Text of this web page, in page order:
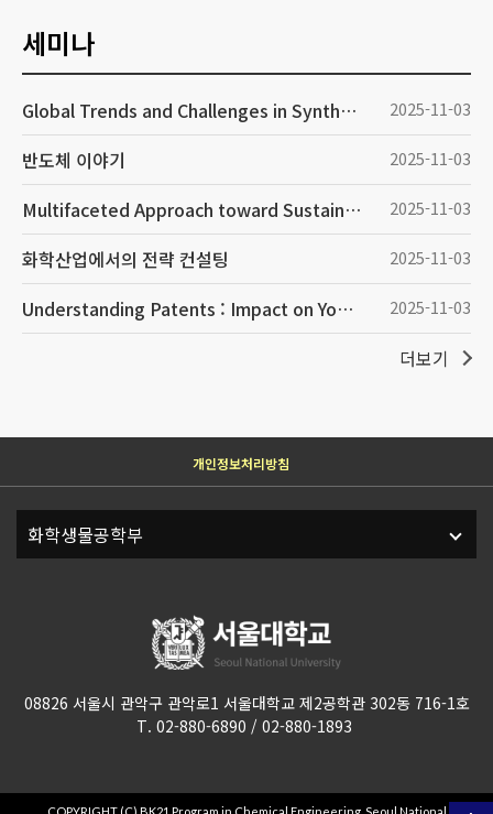
세미나
Global Trends and Challenges in Synthetic Biology and Biomanufacturing 2025-11-03
반도체 이야기 2025-11-03
Multifaceted Approach toward Sustainable Batteries [Dongjin lectureship Award Lecture] 2025-11-03
화학산업에서의 전략 컨설팅 2025-11-03
Understanding Patents : Impact on Your Life 2025-11-03
더보기
개인정보처리방침
08826 서울시 관악구 관악로1 서울대학교 제2공학관 302동 716-1호
T. 02-880-6890 / 02-880-1893